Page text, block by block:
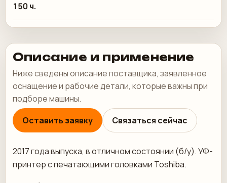
150 ч.
Описание и применение
Ниже сведены описание поставщика, заявленное
оснащение и рабочие детали, которые важны при
подборе машины.
Оставить заявку
Связаться сейчас
2017 года выпуска, в отличном состоянии (б/у). УФ-
принтер с печатающими головками Toshiba.